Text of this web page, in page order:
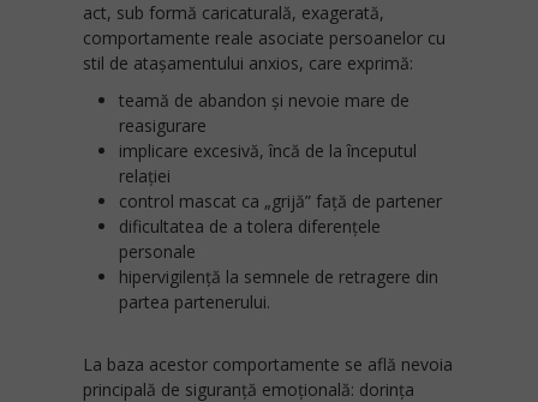
act, sub formă caricaturală, exagerată,
comportamente reale asociate persoanelor cu
stil de atașamentului anxios, care exprimă:
teamă de abandon și nevoie mare de
reasigurare
implicare excesivă, încă de la începutul
relației
control mascat ca „grijă” față de partener
dificultatea de a tolera diferențele
personale
hipervigilență la semnele de retragere din
partea partenerului.
La baza acestor comportamente se află nevoia
principală de siguranță emoțională: dorința